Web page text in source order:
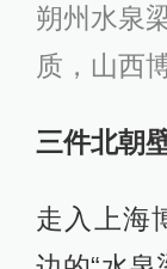
朔州水泉
质，山西
三件北朝
走入上海